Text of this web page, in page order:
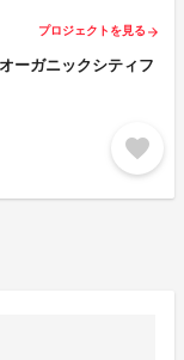
プロジェクトを見る arrow_forward
ーガニックシティフ
favorite